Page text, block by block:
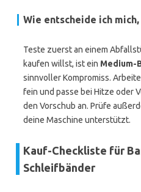
Wie entscheide ich
Teste zuerst an einem
kaufen willst, ist ein Medium-
sinnvoller Kompromiss.
fein und passe bei Hitze oder
den Vorschub an. Prüfe
deine Maschine unterstützt.
Kauf-Checkliste für
Schleifbänder